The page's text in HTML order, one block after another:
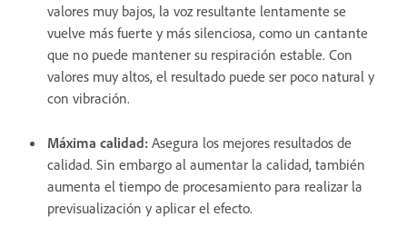
valores muy bajos, la voz resultante lentamente se
vuelve más fuerte y más silenciosa, como un cantante
que no puede mantener su respiración estable. Con
valores muy altos, el resultado puede ser poco natural y
con vibración.
Máxima calidad: Asegura los mejores resultados de
calidad. Sin embargo al aumentar la calidad, también
aumenta el tiempo de procesamiento para realizar la
previsualización y aplicar el efecto.